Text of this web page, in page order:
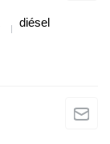
diésel